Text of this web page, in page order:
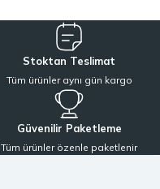
Stoktan Teslimat
Tüm ürünler aynı gün kargo
Güvenilir Paketleme
Tüm ürünler özenle paketlenir